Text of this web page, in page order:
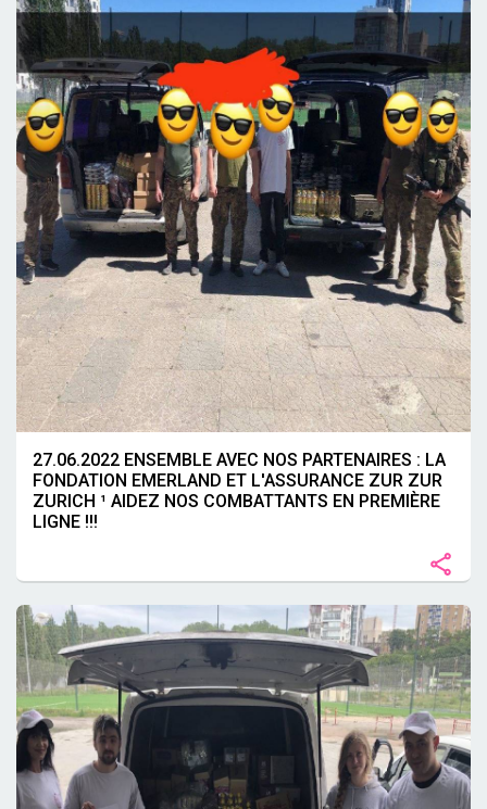
27.06.2022 ENSEMBLE AVEC NOS PARTENAIRES : LA
FONDATION EMERLAND ET L'ASSURANCE ZUR ZUR
ZURICH ¹ AIDEZ NOS COMBATTANTS EN PREMIÈRE
LIGNE !!!